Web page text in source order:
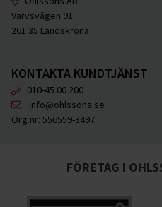
Varvsvägen 91
261 35 Landskrona
KONTAKTA KUNDTJÄNST
010-45 00 200
info@ohlssons.se
Org.nr: 556559-3497
FÖRETAG I